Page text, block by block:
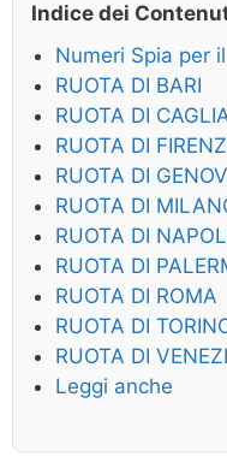
Indice dei
Numeri Spia per
RUOTA DI BARI
RUOTA DI
RUOTA DI
RUOTA DI
RUOTA DI
RUOTA DI
RUOTA DI
RUOTA DI ROMA
RUOTA DI
RUOTA DI
Leggi anche